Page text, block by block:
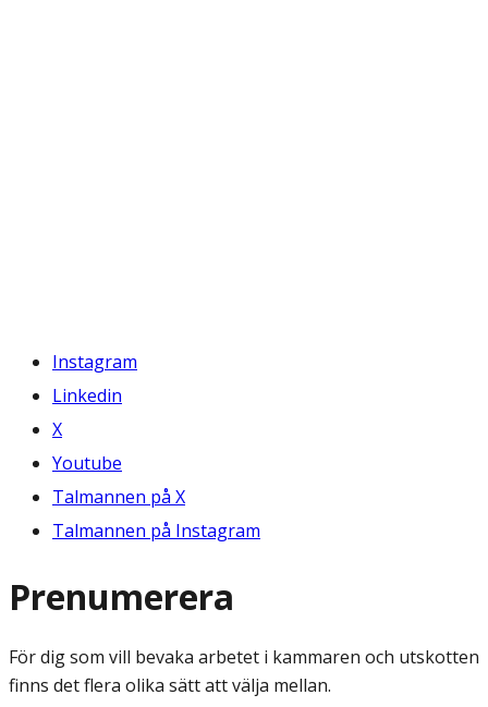
Instagram
Linkedin
X
Youtube
Talmannen på X
Talmannen på Instagram
Prenumerera
För dig som vill bevaka arbetet i kammaren och utskotten
finns det flera olika sätt att välja mellan.